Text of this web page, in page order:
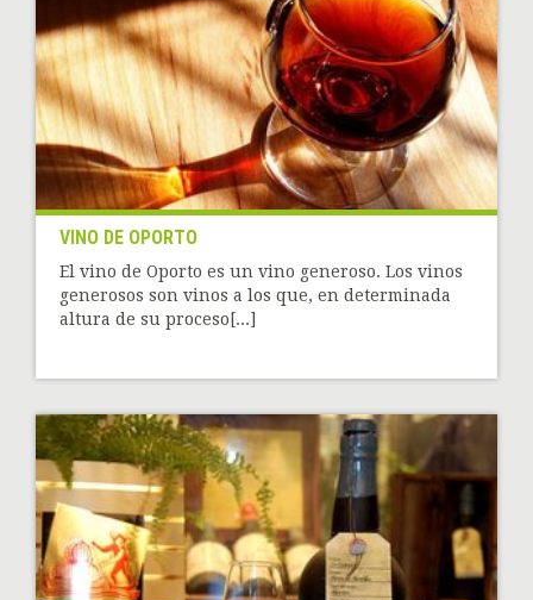
VINO DE OPORTO
El vino de Oporto es un vino generoso. Los vinos
generosos son vinos a los que, en determinada
altura de su proceso[...]